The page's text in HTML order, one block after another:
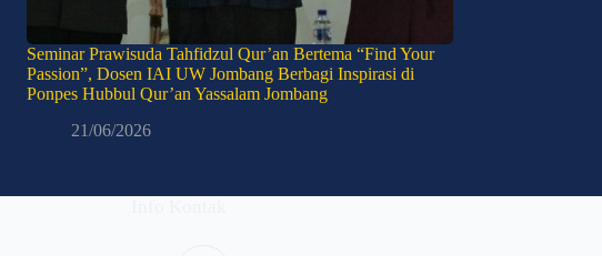
Seminar Prawisuda Tahfidzul Qur’an Bertema “Find Your
Passion”, Dosen IAI UW Jombang Berbagi Inspirasi di
Ponpes Hubbul Qur’an Yassalam Jombang
21/06/2026